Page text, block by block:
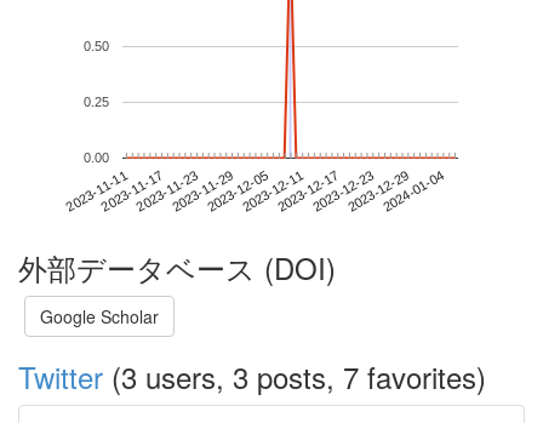
2023-11-112023-11-172023-11-232023-11-292023-12-052023-12-112023-12-172023-12-232023-12-292024-01-04
0.00
0.25
0.50
外部データベース (DOI)
Google Scholar
Twitter (3 users, 3 posts, 7 favorites)